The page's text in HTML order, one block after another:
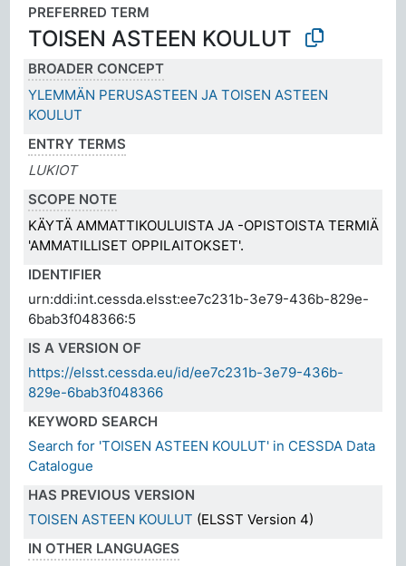
PREFERRED TERM
TOISEN ASTEEN KOULUT
BROADER CONCEPT
YLEMMÄN PERUSASTEEN JA TOISEN ASTEEN
KOULUT
ENTRY TERMS
LUKIOT
SCOPE NOTE
KÄYTÄ AMMATTIKOULUISTA JA -OPISTOISTA TERMIÄ
'AMMATILLISET OPPILAITOKSET'.
IDENTIFIER
urn:ddi:int.cessda.elsst:ee7c231b-3e79-436b-829e-
6bab3f048366:5
IS A VERSION OF
https://elsst.cessda.eu/id/ee7c231b-3e79-436b-
829e-6bab3f048366
KEYWORD SEARCH
Search for 'TOISEN ASTEEN KOULUT' in CESSDA Data
Catalogue
HAS PREVIOUS VERSION
TOISEN ASTEEN KOULUT (ELSST Version 4)
IN OTHER LANGUAGES